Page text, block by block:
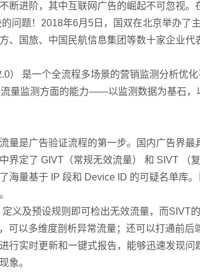
断进阶，其中互联网广告的崛起不可忽视
问题！2018年6月5日，国双在北京举办了
、国旅、中国民航信息集团等数十家企业
） 是一个全流程多场景的营销监测分析优
量监测方面的能力——以监测数据为基石，
量是广告验证流程的第一步。国内广告界
界定了 GIVT（常规无效流量） 和 SIVT （
海量基于 IP 段和 Device ID 的可疑名单库
义及预设规则即可检出无效流量，而SIVT
可以多维度剖析异常流量；还可以打通前
行实时更新和一键式报告，能够迅速发现
象。